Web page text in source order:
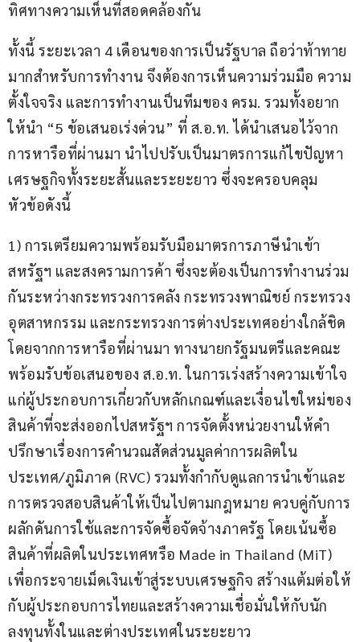
ทิศทางความเห็นที่สอดคล้องกัน
ทั้งนี้ ระยะเวลา 4 เดือนของการเป็นรัฐบาล ถือว่าท้าทาย
มากสำหรับการทำงาน จึงต้องการเห็นความร่วมมือ ความ
ตั้งใจจริง และการทำงานเป็นทีมของ ครม. รวมทั้งอยาก
ให้นำ “5 ข้อเสนอเร่งด่วน” ที่ ส.อ.ท. ได้นำเสนอไว้จาก
การหารือที่ผ่านมา นำไปปรับเป็นมาตรการแก้ไขปัญหา
เศรษฐกิจทั้งระยะสั้นและระยะยาว ซึ่งจะครอบคลุม
หัวข้อดังนี้
1) การเตรียมความพร้อมรับมือมาตรการภาษีนำเข้า
สหรัฐฯ และสงครามการค้า ซึ่งจะต้องเป็นการทำงานร่วม
กันระหว่างกระทรวงการคลัง กระทรวงพาณิชย์ กระทรวง
อุตสาหกรรม และกระทรวงการต่างประเทศอย่างใกล้ชิด
โดยจากการหารือที่ผ่านมา ทางนายกรัฐมนตรีและคณะ
พร้อมรับข้อเสนอของ ส.อ.ท. ในการเร่งสร้างความเข้าใจ
แก่ผู้ประกอบการเกี่ยวกับหลักเกณฑ์และเงื่อนไขใหม่ของ
สินค้าที่จะส่งออกไปสหรัฐฯ การจัดตั้งหน่วยงานให้คำ
ปรึกษาเรื่องการคำนวณสัดส่วนมูลค่าการผลิตใน
ประเทศ/ภูมิภาค (RVC) รวมทั้งกำกับดูแลการนำเข้าและ
การตรวจสอบสินค้าให้เป็นไปตามกฎหมาย ควบคู่กับการ
ผลักดันการใช้และการจัดซื้อจัดจ้างภาครัฐ โดยเน้นซื้อ
สินค้าที่ผลิตในประเทศหรือ Made in Thailand (MiT)
เพื่อกระจายเม็ดเงินเข้าสู่ระบบเศรษฐกิจ สร้างแต้มต่อให้
กับผู้ประกอบการไทยและสร้างความเชื่อมั่นให้กับนัก
ลงทุนทั้งในและต่างประเทศในระยะยาว